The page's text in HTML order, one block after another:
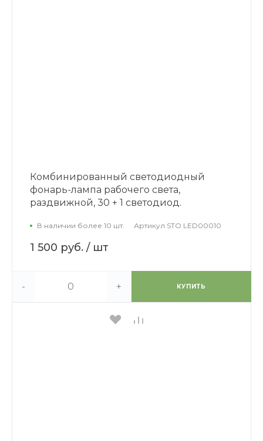
Комбинированный светодиодный
фонарь-лампа рабочего света,
раздвижной, 30 + 1 светодиод.
В наличии более 10 шт. Артикул STO LED00010
1 500 руб. / шт
- + КУПИТЬ